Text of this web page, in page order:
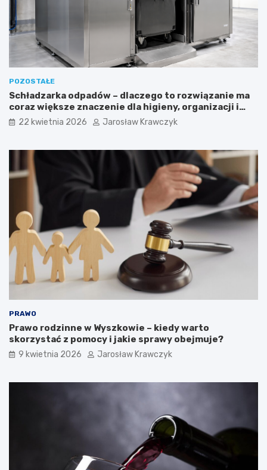
POZOSTAŁE
Schładzarka odpadów – dlaczego to rozwiązanie ma
coraz większe znaczenie dla higieny, organizacji i
wygody pracy?
22 kwietnia 2026 Jarosław Krawczyk
PRAWO
Prawo rodzinne w Wyszkowie – kiedy warto
skorzystać z pomocy i jakie sprawy obejmuje?
9 kwietnia 2026 Jarosław Krawczyk